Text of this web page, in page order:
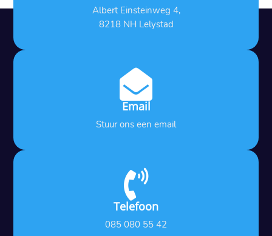
Albert Einsteinweg 4,
8218 NH Lelystad

Email
Stuur ons een email

Telefoon
085 080 55 42